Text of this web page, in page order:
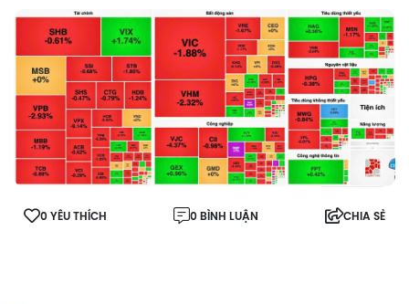
0 YÊU THÍCH 0 BÌNH LUẬN CHIA SẺ